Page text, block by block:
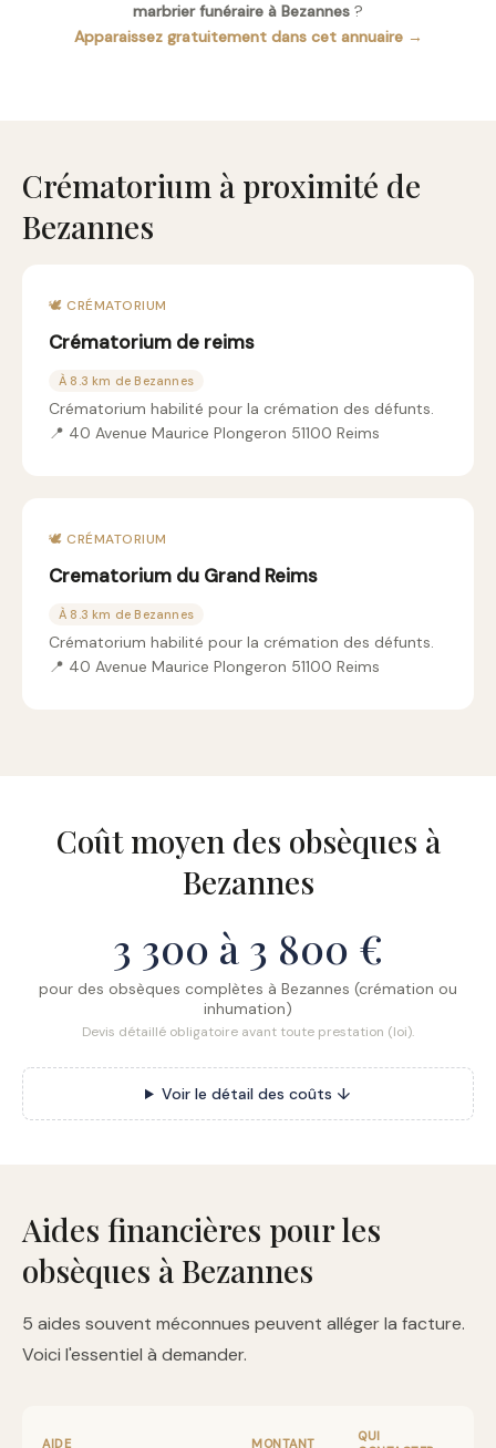
marbrier funéraire à Bezannes ?
Apparaissez gratuitement dans cet annuaire →
Crématorium à proximité de
Bezannes
🕊️ CRÉMATORIUM
Crématorium de reims
À 8.3 km de Bezannes
Crématorium habilité pour la crémation des défunts.
📍 40 Avenue Maurice Plongeron 51100 Reims
🕊️ CRÉMATORIUM
Crematorium du Grand Reims
À 8.3 km de Bezannes
Crématorium habilité pour la crémation des défunts.
📍 40 Avenue Maurice Plongeron 51100 Reims
Coût moyen des obsèques à
Bezannes
3 300 à 3 800 €
pour des obsèques complètes à Bezannes (crémation ou
inhumation)
Devis détaillé obligatoire avant toute prestation (loi).
Voir le détail des coûts ↓
Aides financières pour les
obsèques à Bezannes
5 aides souvent méconnues peuvent alléger la facture.
Voici l'essentiel à demander.
AIDE MONTANT
QUI